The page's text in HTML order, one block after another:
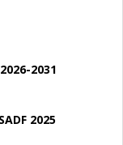
2031
2025